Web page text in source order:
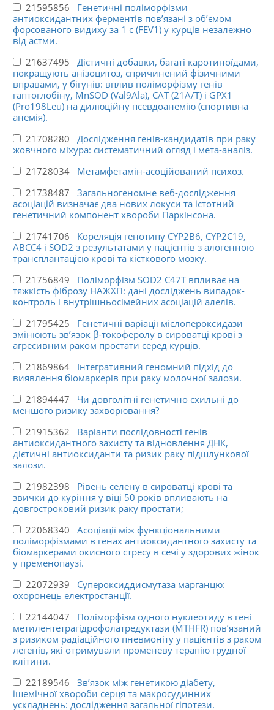
21595856 Генетичні поліморфізми
антиоксидантних ферментів пов’язані з об’ємом
форсованого видиху за 1 с (FEV1) у курців незалежно
від астми.
21637495 Дієтичні добавки, багаті каротиноїдами,
покращують анізоцитоз, спричинений фізичними
вправами, у бігунів: вплив поліморфізму генів
гаптоглобіну, MnSOD (Val9Ala), CAT (21A/T) і GPX1
(Pro198Leu) на дилюційну псевдоанемію (спортивна
анемія).
21708280 Дослідження генів-кандидатів при раку
жовчного міхура: систематичний огляд і мета-аналіз.
21728034 Метамфетамін-асоційований психоз.
21738487 Загальногеномне веб-дослідження
асоціацій визначає два нових локуси та істотний
генетичний компонент хвороби Паркінсона.
21741706 Кореляція генотипу CYP2B6, CYP2C19,
ABCC4 і SOD2 з результатами у пацієнтів з алогенною
трансплантацією крові та кісткового мозку.
21756849 Поліморфізм SOD2 C47T впливає на
тяжкість фіброзу НАЖХП: дані досліджень випадок-
контроль і внутрішньосімейних асоціацій алелів.
21795425 Генетичні варіації мієлопероксидази
змінюють зв’язок β-токоферолу в сироватці крові з
агресивним раком простати серед курців.
21869864 Інтегративний геномний підхід до
виявлення біомаркерів при раку молочної залози.
21894447 Чи довголітні генетично схильні до
меншого ризику захворювання?
21915362 Варіанти послідовності генів
антиоксидантного захисту та відновлення ДНК,
дієтичні антиоксиданти та ризик раку підшлункової
залози.
21982398 Рівень селену в сироватці крові та
звички до куріння у віці 50 років впливають на
довгостроковий ризик раку простати;
22068340 Асоціації між функціональними
поліморфізмами в генах антиоксидантного захисту та
біомаркерами окисного стресу в сечі у здорових жінок
у пременопаузі.
22072939 Супероксиддисмутаза марганцю:
охоронець електростанції.
22144047 Поліморфізм одного нуклеотиду в гені
метилентетрагідрофолатредуктази (MTHFR) пов’язаний
з ризиком радіаційного пневмоніту у пацієнтів з раком
легенів, які отримували променеву терапію грудної
клітини.
22189546 Зв’язок між генетикою діабету,
ішемічної хвороби серця та макросудинних
ускладнень: дослідження загальної гіпотези.